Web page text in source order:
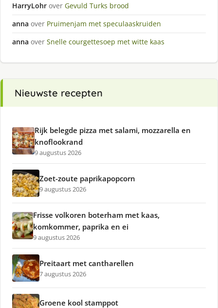
HarryLohr over Gevuld Turks brood
anna over Pruimenjam met speculaaskruiden
anna over Snelle courgettesoep met witte kaas
Nieuwste recepten
Rijk belegde pizza met salami, mozzarella en
knoflookrand
9 augustus 2026
Zoet-zoute paprikapopcorn
9 augustus 2026
Frisse volkoren boterham met kaas,
komkommer, paprika en ei
9 augustus 2026
Preitaart met cantharellen
7 augustus 2026
Groene kool stamppot